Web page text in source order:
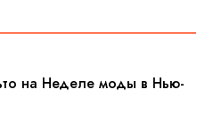
на Неделе моды в Нью-